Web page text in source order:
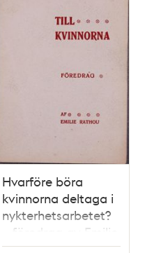
Hvarföre böra
kvinnorna deltaga i
nykterhetsarbetet?
– föredrag av Emilie
Rathou